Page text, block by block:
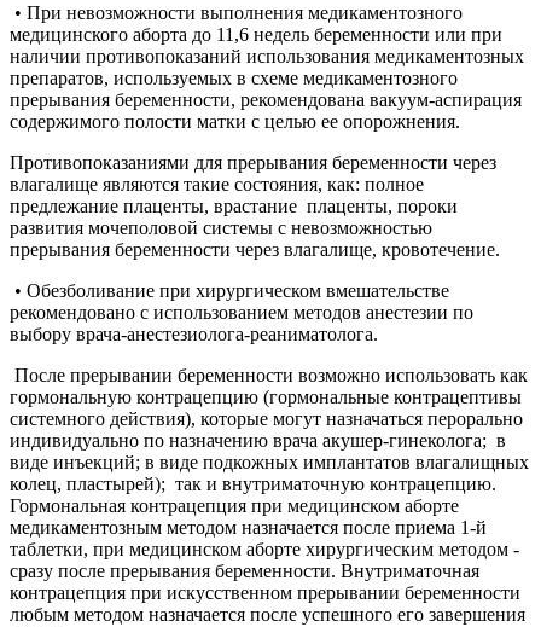
• При невозможности выполнения медикаментозного
медицинского аборта до 11,6 недель беременности или при
наличии противопоказаний использования медикаментозных
препаратов, используемых в схеме медикаментозного
прерывания беременности, рекомендована вакуум-аспирация
содержимого полости матки с целью ее опорожнения.
Противопоказаниями для прерывания беременности через
влагалище являются такие состояния, как: полное
предлежание плаценты, врастание плаценты, пороки
развития мочеполовой системы с невозможностью
прерывания беременности через влагалище, кровотечение.
• Обезболивание при хирургическом вмешательстве
рекомендовано с использованием методов анестезии по
выбору врача-анестезиолога-реаниматолога.
После прерывании беременности возможно использовать как
гормональную контрацепцию (гормональные контрацептивы
системного действия), которые могут назначаться перорально
индивидуально по назначению врача акушер-гинеколога; в
виде инъекций; в виде подкожных имплантатов влагалищных
колец, пластырей); так и внутриматочную контрацепцию.
Гормональная контрацепция при медицинском аборте
медикаментозным методом назначается после приема 1-й
таблетки, при медицинском аборте хирургическим методом -
сразу после прерывания беременности. Внутриматочная
контрацепция при искусственном прерывании беременности
любым методом назначается после успешного его завершения